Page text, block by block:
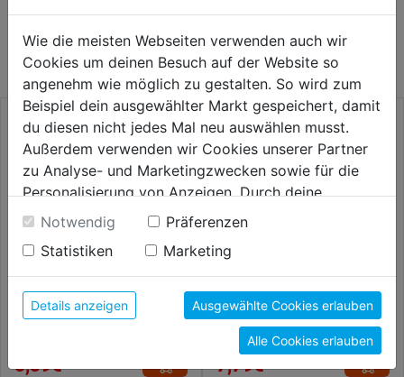
WEITERE PRODUKTE AUS DIESER
KATEGORIE
Betonbohrer Profi HM SB
6,59€
Hammerbohrer SDS-plus F4
110x50mm SB
7,79€
Wie die meisten Webseiten verwenden auch wir
Cookies um deinen Besuch auf der Website so
angenehm wie möglich zu gestalten. So wird zum
Beispiel dein ausgewählter Markt gespeichert, damit
du diesen nicht jedes Mal neu auswählen musst.
Außerdem verwenden wir Cookies unserer Partner
zu Analyse- und Marketingzwecken sowie für die
Personalisierung von Anzeigen. Durch deine
Einwilligung werden die Daten von Drittanbieter,
unter anderem auch in den USA, verarbeitet.
Durch Klick auf "Alle Cookies erlauben" stimmst du
der Verwendung aller Cookies zu. Unter "Details
anzeigen" findest du alle Infos zu den
unterschiedlichen Cookies, unter "Cookies
Konfigurieren" kannst du auswählen, welche Cookies
du zulassen möchtest und welche nicht.
Notwendig
Präferenzen
Statistiken
Marketing
Details anzeigen Ausgewählte Cookies erlauben
Alle Cookies erlauben